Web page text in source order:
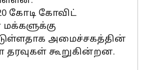
கோடி கோவிட்
மக்களுக்கு
அமைச்சகத்தின்
கூறுகின்றன.